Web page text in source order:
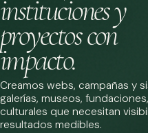
instituciones y
proyectos con
impacto.
Creamos webs, campañas y
galerías, museos,
culturales que necesitan
resultados medibles.